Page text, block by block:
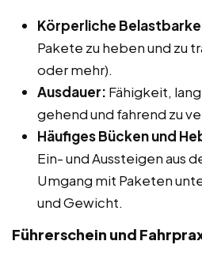
Körperliche
Pakete zu heben und zu
oder mehr).
Ausdauer: Fähigkeit,
gehend und fahrend zu
Häufiges Bücken und
Ein- und Aussteigen aus
Umgang mit Paketen
und Gewicht.
Führerschein und